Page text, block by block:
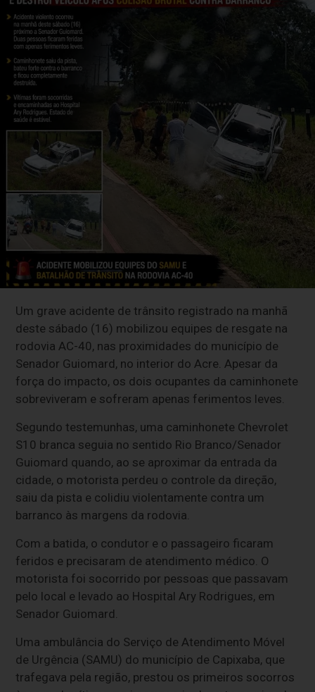
Um grave acidente de trânsito registrado na manhã
deste sábado (16) mobilizou equipes de resgate na
rodovia AC-40, nas proximidades do município de
Senador Guiomard, no interior do Acre. Apesar da
força do impacto, os dois ocupantes da caminhonete
sobreviveram e sofreram apenas ferimentos leves.
Segundo testemunhas, uma caminhonete Chevrolet
S10 branca seguia no sentido Rio Branco/Senador
Guiomard quando, ao se aproximar da entrada da
cidade, o motorista perdeu o controle da direção,
saiu da pista e colidiu violentamente contra um
barranco às margens da rodovia.
Com a batida, o condutor e o passageiro ficaram
feridos e precisaram de atendimento médico. O
motorista foi socorrido por pessoas que passavam
pelo local e levado ao Hospital Ary Rodrigues, em
Senador Guiomard.
Uma ambulância do Serviço de Atendimento Móvel
de Urgência (SAMU) do município de Capixaba, que
trafegava pela região, prestou os primeiros socorros